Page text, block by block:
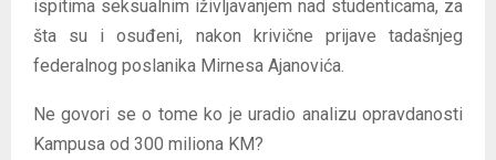
ispitima seksualnim iživljavanjem nad studenticama, za
šta su i osuđeni, nakon krivične prijave tadašnjeg
federalnog poslanika Mirnesa Ajanovića.
Ne govori se o tome ko je uradio analizu opravdanosti
Kampusa od 300 miliona KM?